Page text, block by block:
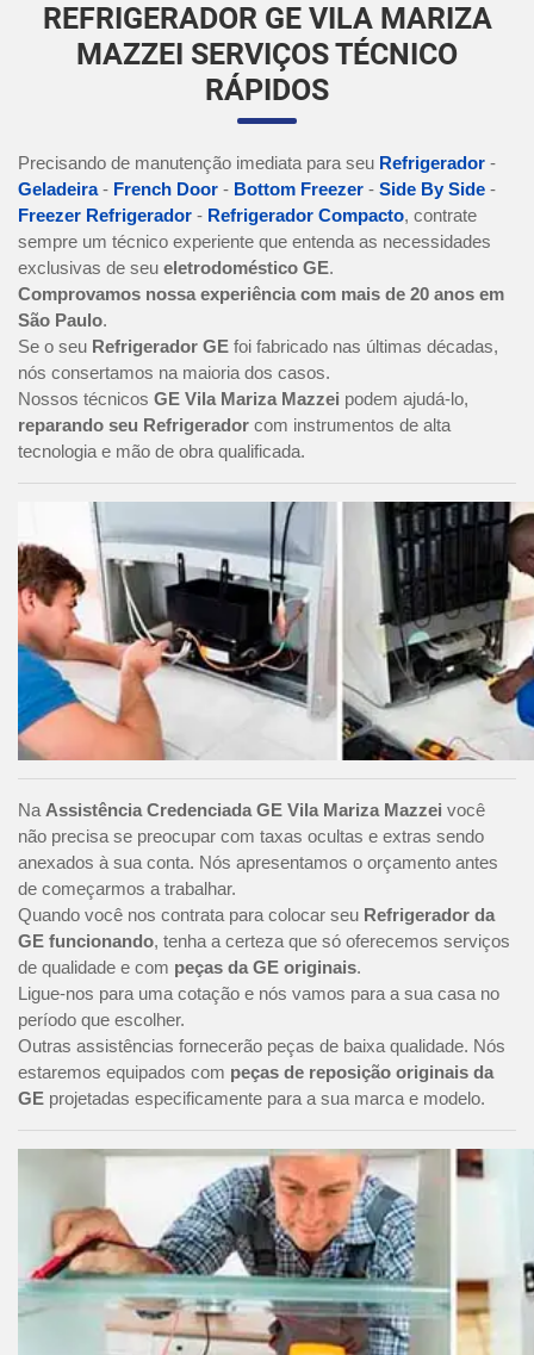
REFRIGERADOR GE VILA MARIZA
MAZZEI SERVIÇOS TÉCNICO
RÁPIDOS
Precisando de manutenção imediata para seu Refrigerador -
Geladeira- French Door - Bottom Freezer - Side By Side -
Freezer Refrigerador - Refrigerador Compacto, contrate
sempre um técnico experiente que entenda as necessidades
exclusivas de seu eletrodoméstico GE.
Comprovamos nossa experiência com mais de 20 anos em
São Paulo.
Se o seu Refrigerador GE foi fabricado nas últimas décadas,
nós consertamos na maioria dos casos.
Nossos técnicos GE Vila Mariza Mazzei podem ajudá-lo,
reparando seu Refrigerador com instrumentos de alta
tecnologia e mão de obra qualificada.
Na Assistência Credenciada GE Vila Mariza Mazzei você
não precisa se preocupar com taxas ocultas e extras sendo
anexados à sua conta. Nós apresentamos o orçamento antes
de começarmos a trabalhar.
Quando você nos contrata para colocar seu Refrigerador da
GE funcionando, tenha a certeza que só oferecemos serviços
de qualidade e com peças da GE originais.
Ligue-nos para uma cotação e nós vamos para a sua casa no
período que escolher.
Outras assistências fornecerão peças de baixa qualidade. Nós
estaremos equipados com peças de reposição originais da
GE projetadas especificamente para a sua marca e modelo.